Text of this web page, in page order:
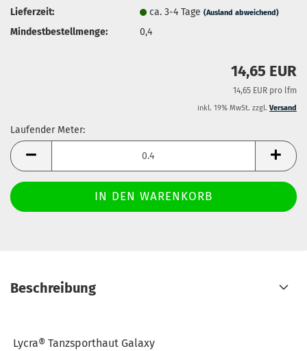
Lieferzeit:
ca. 3-4 Tage(Ausland abweichend)
Mindestbestellmenge: 0,4
14,65 EUR
14,65 EUR pro lfm
inkl. 19% MwSt. zzgl. Versand
Laufender Meter:
Laufender
Meter
Beschreibung
Lycra® Tanzsporthaut Galaxy